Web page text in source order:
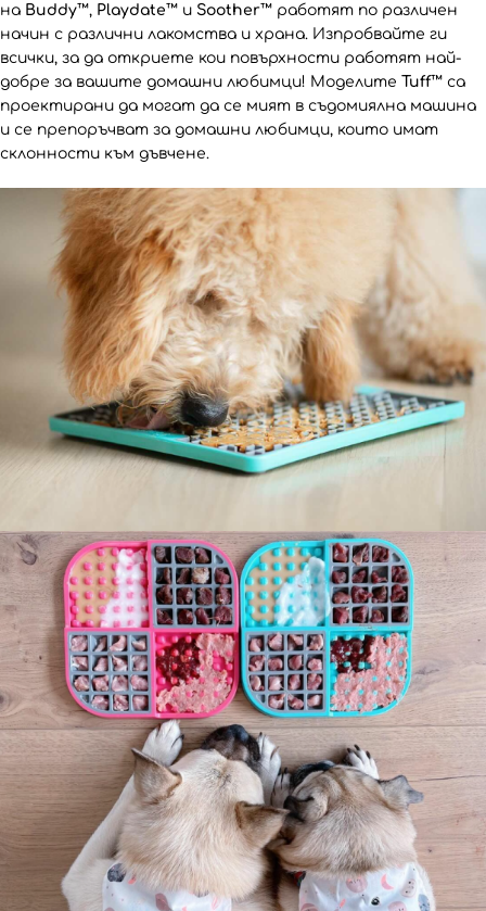
на Buddy™, Playdate™ и Soother™ работят по различен
начин с различни лакомства и храна. Изпробвайте ги
всички, за да откриете кои повърхности работят най-
добре за вашите домашни любимци! Моделите Tuff™ са
проектирани да могат да се мият в съдомиялна машина
и се препоръчват за домашни любимци, които имат
склонности към дъвчене.